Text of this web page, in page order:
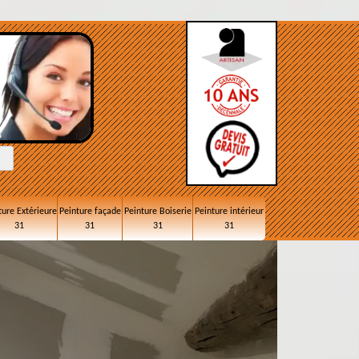
Extérieure
31
Peinture façade
31
Peinture Boiserie
31
Peinture intérieur
31